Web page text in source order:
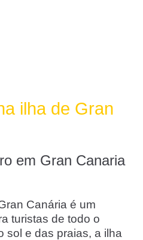
ilha de Gran
em Gran Canaria
Canária é um
turistas de todo o
sol e das praias, a ilha